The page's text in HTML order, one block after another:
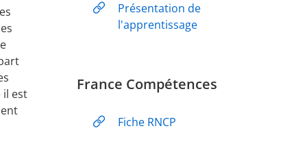
il est
Présentation de
l'apprentissage
France Compétences
Fiche RNCP